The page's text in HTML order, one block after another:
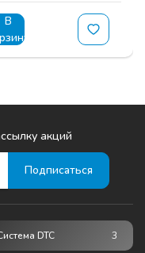
В
акций
DTC 3